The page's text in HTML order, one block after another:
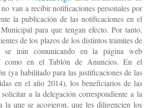
van a recibir notificaciones personales por
la publicación de las notificaciones en el
para que tengan efecto. Por tanto,
de los plazos de los distintos trámites de
se irán comunicando en la página web
como en el Tablón de Anuncios. En el
(ya habilitado para las justificaciones de las
en el año 2014), los beneficiarios de las
a la delegación correspondiente a la
la que se acogieron, que les diligencien los